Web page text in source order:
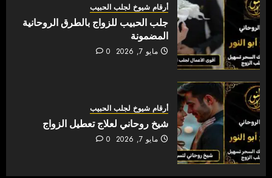
أرقام شيوخ لجلب الحبيب
جلب الحبيب للزواج بالطرق الروحانية
المضمونة
مايو 7, 2026 0
أرقام شيوخ لجلب الحبيب
شيخ روحاني لعلاج تعطيل الزواج
مايو 7, 2026 0